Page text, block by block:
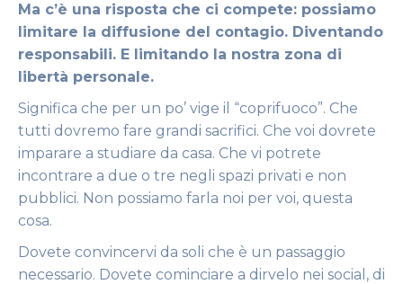
Ma c’è una risposta che ci compete: possiamo
limitare la diffusione del contagio. Diventando
responsabili. E limitando la nostra zona di
libertà personale.
Significa che per un po’ vige il “coprifuoco”. Che
tutti dovremo fare grandi sacrifici. Che voi dovrete
imparare a studiare da casa. Che vi potrete
incontrare a due o tre negli spazi privati e non
pubblici. Non possiamo farla noi per voi, questa
cosa.
Dovete convincervi da soli che è un passaggio
necessario. Dovete cominciare a dirvelo nei social, di